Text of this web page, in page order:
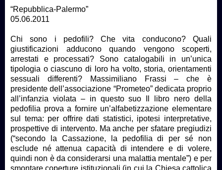
“Repubblica-Palermo”
05.06.2011
Chi sono i pedofili? Che vita conducono? Quali
giustificazioni adducono quando vengono scoperti,
arrestati e processati? Sono catalogabili in un’unica
tipologia o ciascuno di loro ha volto, storia, orientamenti
sessuali differenti? Massimiliano Frassi – che è
presidente dell’associazione “Prometeo” dedicata proprio
all’infanzia violata – in questo suo Il libro nero della
pedofilia prova a fornire un’alfabetizzazione elementare
sul tema: per offrire dati statistici, ipotesi interpretative,
prospettive di intervento. Ma anche per sfatare pregiudizi
(“secondo la Cassazione, la pedofilia di per sé non
esclude né attenua capacità di intendere e di volere,
quindi non è da considerarsi una malattia mentale”) e per
smontare coperture istituzionali (in cui la Chiesa cattolica